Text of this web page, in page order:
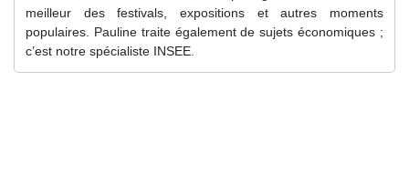
meilleur des festivals, expositions et autres moments
populaires. Pauline traite également de sujets économiques ;
c’est notre spécialiste INSEE.